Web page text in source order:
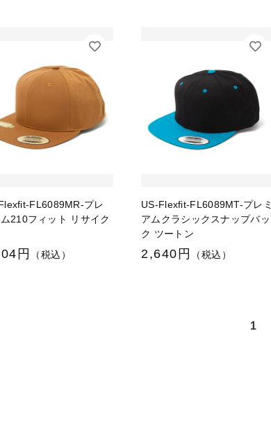
FL6089MR-プレ
ム210フィット リサイク
円 （税込）
US-Flexfit-FL6089MT-プレミ
アムクラシックスナップバッ
ク ツートン
2,640円 （税込）
1